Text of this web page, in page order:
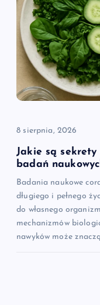
a
w
s
u
8 sierpnia, 2026
Jakie są sekrety
badań
Badania naukowe
długiego i pełnego
do własnego
mechanizmów
nawyków może